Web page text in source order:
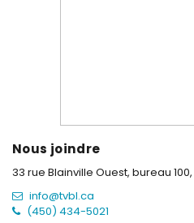
Nous joindre
33 rue Blainville Ouest, bureau 100,
info@tvbl.ca
(450) 434-5021